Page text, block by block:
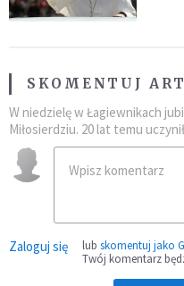
SKOMENTUJ
W niedzielę w Łagiewnikach
Miłosierdziu. 20 lat temu
Zaloguj się lub skomentuj jako
Twój komentarz